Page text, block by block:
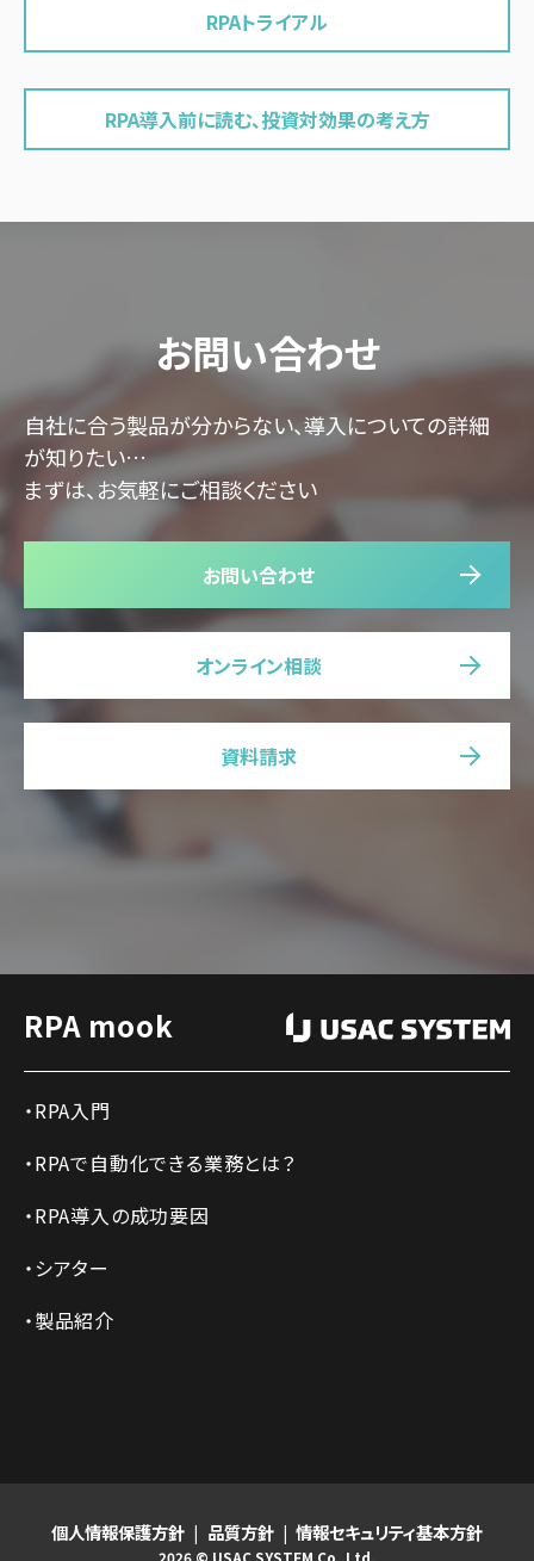
RPAトライアル
RPA導入前に読む、投資対効果の考え方
お問い合わせ
自社に合う製品が分からない、導入についての詳細
が知りたい…
まずは、お気軽にご相談ください
お問い合わせ
オンライン相談
資料請求
RPA mook
RPA入門
RPAで自動化できる業務とは？
RPA導入の成功要因
シアター
製品紹介
個人情報保護方針 品質方針 情報セキュリティ基本方針